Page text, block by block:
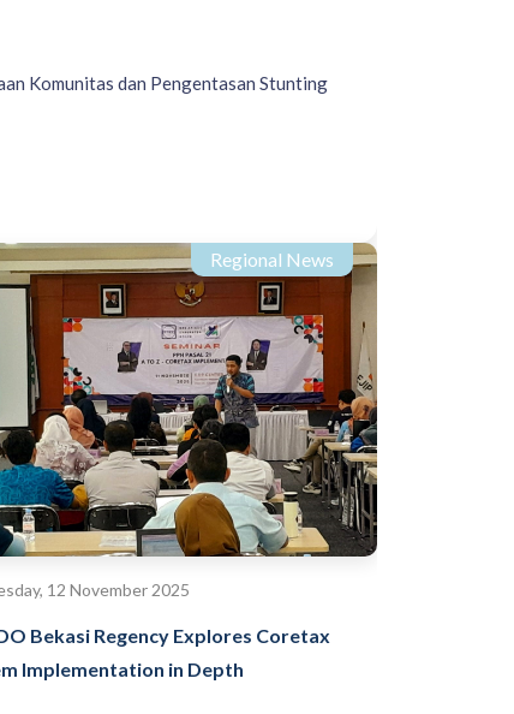
Komunitas dan Pengentasan Stunting
Regional News
12 November 2025
Bekasi Regency Explores Coretax
Implementation in Depth